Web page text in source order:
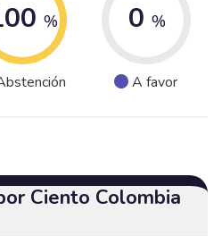
% 0 %
A favor
Ciento Colombia